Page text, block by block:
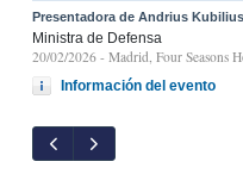
Presentadora de Andrius Kubilius
Ministra de Defensa
20/02/2026 - Madrid, Four Seasons
Información del evento